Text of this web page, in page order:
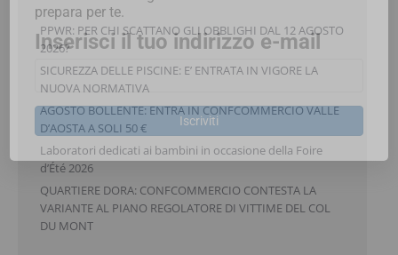
PPWR: PER CHI SCATTANO GLI OBBLIGHI DAL 12 AGOSTO
2026?
SICUREZZA DELLE PISCINE: E’ ENTRATA IN VIGORE LA
NUOVA NORMATIVA
AGOSTO BOLLENTE: ENTRA IN CONFCOMMERCIO VALLE
D’AOSTA A SOLI 50 €
Laboratori dedicati ai bambini in occasione della Foire
d’Été 2026
QUARTIERE DORA: CONFCOMMERCIO CONTESTA LA
VARIANTE AL PIANO REGOLATORE DI VITTIME DEL COL
DU MONT
prepara per te.
Inserisci il tuo indirizzo e-mail
Iscriviti